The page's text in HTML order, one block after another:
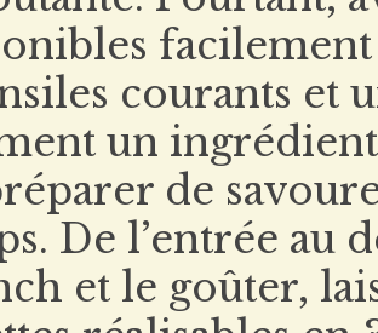
facilement
courants et
un
de
De l’entrée au
et le goûter,